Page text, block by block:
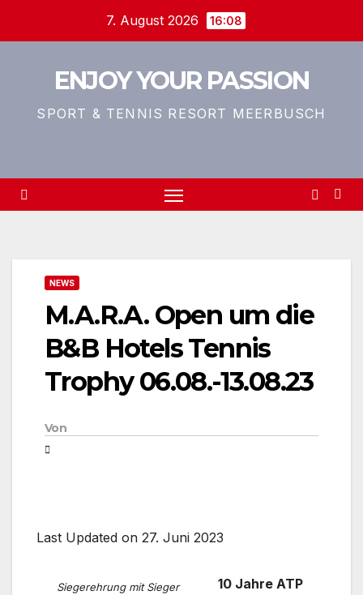
7. August 2026 16:08
ENJOY YOUR PASSION
SPORT & TENNIS RESORT MEERBUSCH
NEWS
M.A.R.A. Open um die
B&B Hotels Tennis
Trophy 06.08.-13.08.23
Von
Last Updated on 27. Juni 2023
Siegerehrung mit Sieger
10 Jahre ATP